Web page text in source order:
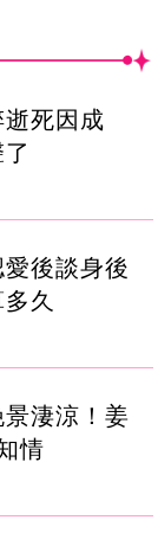
死因成
後談身後
久
淒涼！姜
情